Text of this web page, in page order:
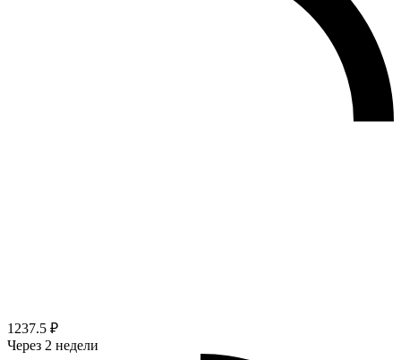
1237.5 ₽
Через 2 недели